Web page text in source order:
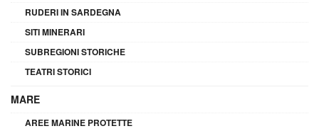
RUDERI IN SARDEGNA
SITI MINERARI
SUBREGIONI STORICHE
TEATRI STORICI
MARE
AREE MARINE PROTETTE